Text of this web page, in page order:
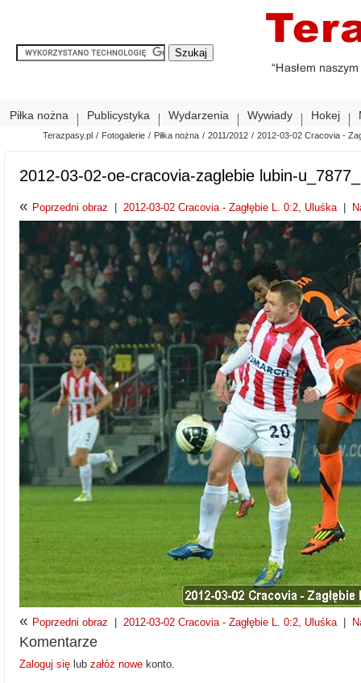
Piłka nożna Publicystyka Wydarzenia Wywiady Hokej
Terazpasy.pl / Fotogalerie / Piłka nożna / 2011/2012 / 2012-03-02 Cracovia -
2012-03-02-oe-cracovia-zaglebie lubin-
« Poprzedni obraz 2012-03-02 Cracovia - Zagłębie L. 0:2, Uluśka
« Poprzedni obraz 2012-03-02 Cracovia - Zagłębie L. 0:2, Uluśka
Komentarze
Zaloguj się lub załóż nowe konto.